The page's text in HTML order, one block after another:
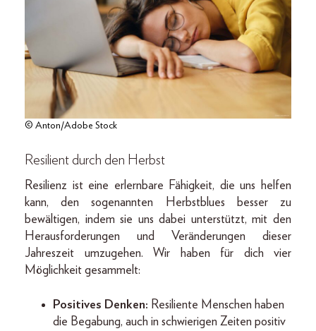
© Anton/Adobe Stock
Resilient durch den Herbst
Resilienz ist eine erlernbare Fähigkeit, die uns helfen
kann, den sogenannten Herbstblues besser zu
bewältigen, indem sie uns dabei unterstützt, mit den
Herausforderungen und Veränderungen dieser
Jahreszeit umzugehen. Wir haben für dich vier
Möglichkeit gesammelt:
Positives Denken: Resiliente Menschen haben
die Begabung, auch in schwierigen Zeiten positiv